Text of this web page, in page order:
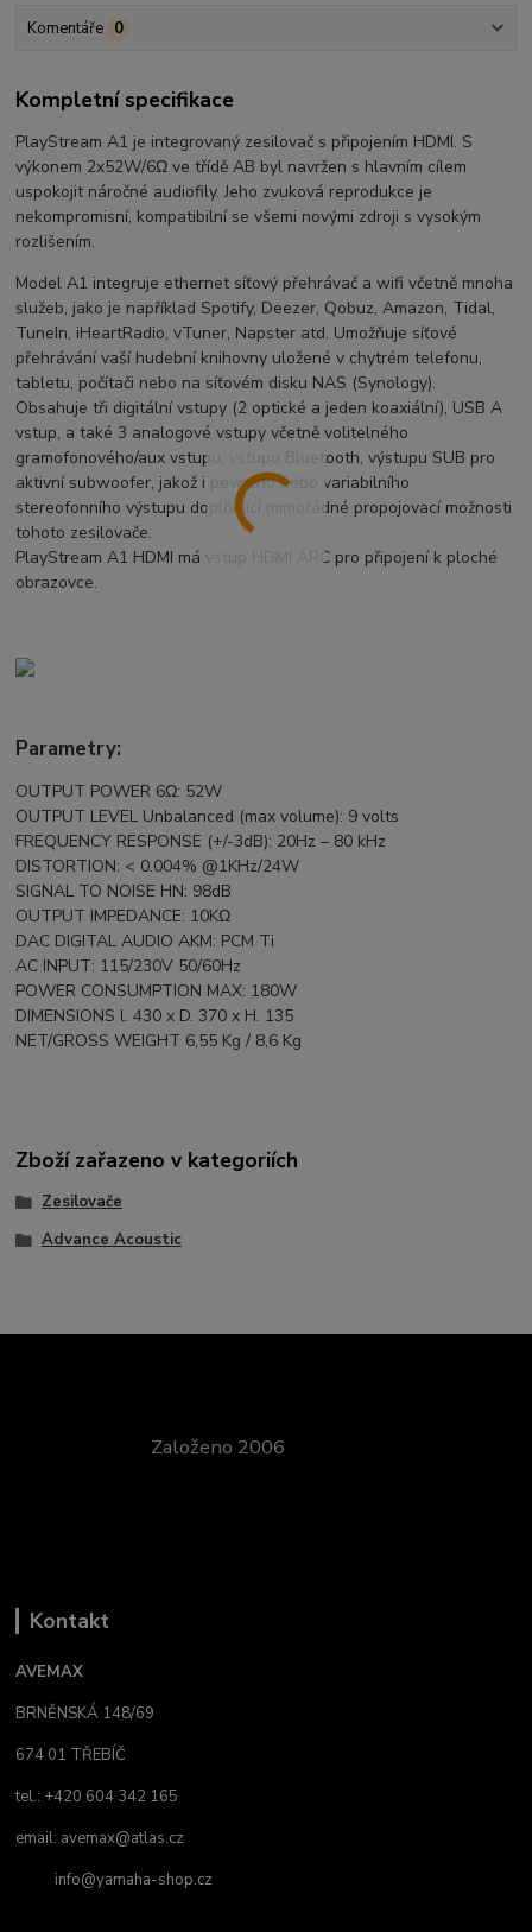
Komentáře 0
Kompletní specifikace
PlayStream A1 je integrovaný zesilovač s připojením HDMI. S
výkonem 2x52W/6Ω ve třídě AB byl navržen s hlavním cílem
uspokojit náročné audiofily. Jeho zvuková reprodukce je
nekompromisní, kompatibilní se všemi novými zdroji s vysokým
rozlišením.
Model A1 integruje ethernet síťový přehrávač a wifi včetně mnoha
služeb, jako je například Spotify, Deezer, Qobuz, Amazon, Tidal,
TuneIn, iHeartRadio, vTuner, Napster atd. Umožňuje síťové
přehrávání vaší hudební knihovny uložené v chytrém telefonu,
tabletu, počítači nebo na síťovém disku NAS (Synology).
Obsahuje tři digitální vstupy (2 optické a jeden koaxiální), USB A
vstup, a také 3 analogové vstupy včetně volitelného
gramofonového/aux vstupu, vstupu Bluetooth, výstupu SUB pro
aktivní subwoofer, jakož i pevného nebo variabilního
stereofonního výstupu doplňující mimořádné propojovací možnosti
tohoto zesilovače.
PlayStream A1 HDMI má vstup HDMI ARC pro připojení k ploché
obrazovce.
Parametry:
OUTPUT POWER 6Ω: 52W
OUTPUT LEVEL Unbalanced (max volume): 9 volts
FREQUENCY RESPONSE (+/-3dB): 20Hz – 80 kHz
DISTORTION: < 0.004% @1KHz/24W
SIGNAL TO NOISE HN: 98dB
OUTPUT IMPEDANCE: 10KΩ
DAC DIGITAL AUDIO AKM: PCM Ti
AC INPUT: 115/230V 50/60Hz
POWER CONSUMPTION MAX: 180W
DIMENSIONS l. 430 x D. 370 x H. 135
NET/GROSS WEIGHT 6,55 Kg / 8,6 Kg
Zboží zařazeno v kategoriích
Zesilovače
Advance Acoustic
Založeno 2006
Kontakt
AVEMAX
BRNĚNSKÁ 148/69
674 01 TŘEBÍČ
tel.: +420 604 342 165
email: avemax@atlas.cz
info@yamaha-shop.cz